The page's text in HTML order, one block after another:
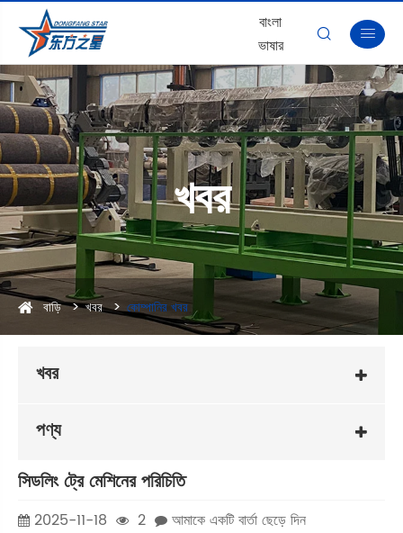
বাংলা
ভাষার
 
খবর
বাড়ি খবর কোম্পানির খবর
খবর
পণ্য
সিডলিং ট্রে মেশিনের পরিচিতি
2025-11-18 2
আমাকে একটি বার্তা ছেড়ে দিন